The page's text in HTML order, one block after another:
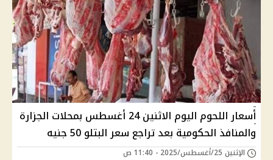
أسعار اللحوم اليوم الاثنين 24 أغسطس بمحلات الجزارة
والمنافذ الحكومية بعد تراجع سعر البتلو 50 جنيه
الإثنين 25/أغسطس/2025 - 11:40 ص